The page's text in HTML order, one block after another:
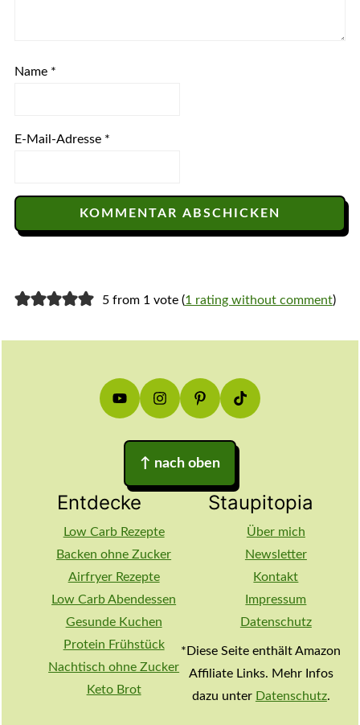
Name *
E-Mail-Adresse *
5 from 1 vote (1 rating without comment)
↑ nach oben
Entdecke
Low Carb Rezepte
Backen ohne Zucker
Airfryer Rezepte
Low Carb Abendessen
Gesunde Kuchen
Protein Frühstück
Nachtisch ohne Zucker
Keto Brot
Staupitopia
Über mich
Newsletter
Kontakt
Impressum
Datenschutz
*Diese Seite enthält Amazon
Affiliate Links. Mehr Infos
dazu unter Datenschutz.